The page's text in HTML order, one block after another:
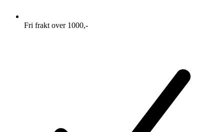
Fri frakt over 1000,-